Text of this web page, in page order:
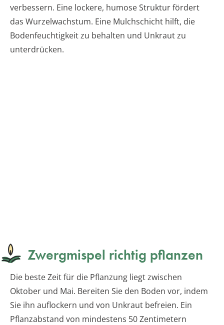
verbessern. Eine lockere, humose Struktur fördert
das Wurzelwachstum. Eine Mulchschicht hilft, die
Bodenfeuchtigkeit zu behalten und Unkraut zu
unterdrücken.
Zwergmispel richtig pflanzen
Die beste Zeit für die Pflanzung liegt zwischen
Oktober und Mai. Bereiten Sie den Boden vor, indem
Sie ihn auflockern und von Unkraut befreien. Ein
Pflanzabstand von mindestens 50 Zentimetern